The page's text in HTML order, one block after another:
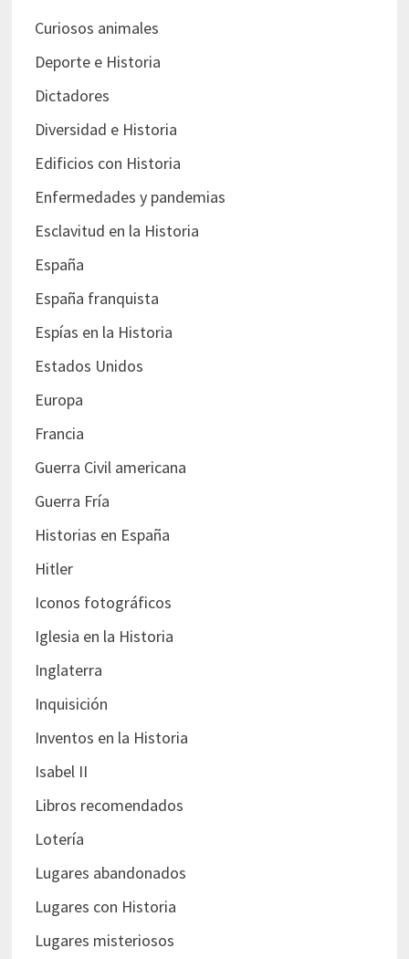
Curiosos animales
Deporte e Historia
Dictadores
Diversidad e Historia
Edificios con Historia
Enfermedades y pandemias
Esclavitud en la Historia
España
España franquista
Espías en la Historia
Estados Unidos
Europa
Francia
Guerra Civil americana
Guerra Fría
Historias en España
Hitler
Iconos fotográficos
Iglesia en la Historia
Inglaterra
Inquisición
Inventos en la Historia
Isabel II
Libros recomendados
Lotería
Lugares abandonados
Lugares con Historia
Lugares misteriosos